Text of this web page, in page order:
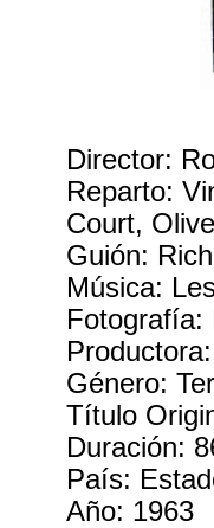
Director:
Reparto:
Court,
Guión:
Música:
Fotografía:
Género:
Título
Duración:
País:
Año: 1963